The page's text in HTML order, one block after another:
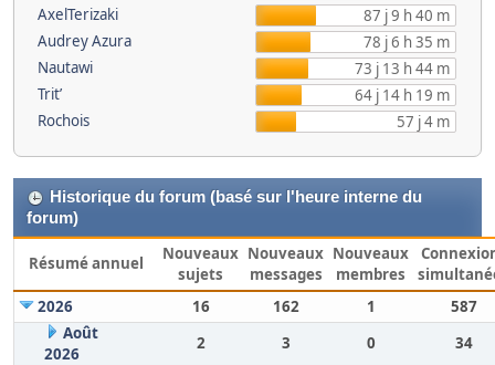
AxelTerizaki
87 j 9 h 40 m
Audrey Azura
78 j 6 h 35 m
Nautawi
73 j 13 h 44 m
Trit’
64 j 14 h 19 m
Rochois
57 j 4 m
Historique du forum (basé sur l'heure interne du
forum)
Résumé annuel
Nouveaux
sujets
Nouveaux
messages
Nouveaux
membres
2026
16 162 1
587
Août
2026
2 3 0
34